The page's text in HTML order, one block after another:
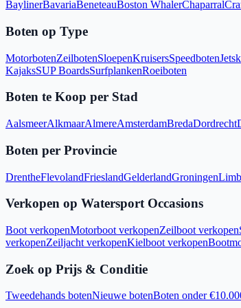
BaylinerBavariaBeneteauBoston WhalerChaparral
Boten op Type
MotorbotenZeilbotenSloepenKruisersSpeedboten
KajaksSUP BoardsSurfplankenRoeiboten
Boten te Koop per Stad
AalsmeerAlkmaarAlmereAmsterdamBredaDordrecht
Boten per Provincie
DrentheFlevolandFrieslandGelderlandGroningen
Verkopen op Watersport Occasions
Boot verkopenMotorboot verkopenZeilboot verkopen
verkopenZeiljacht verkopenKielboot verkopen
Zoek op Prijs & Conditie
Tweedehands botenNieuwe botenBoten onder